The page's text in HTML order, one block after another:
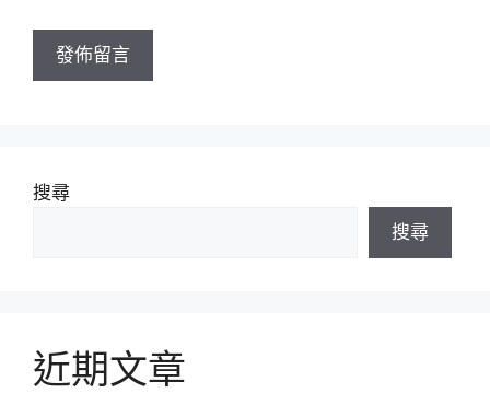
址
搜尋
搜尋
近期文章